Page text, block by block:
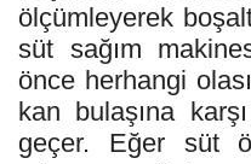
ölçümleyerek
süt sağım
önce herhangi
kan bulaşına
geçer. Eğer süt